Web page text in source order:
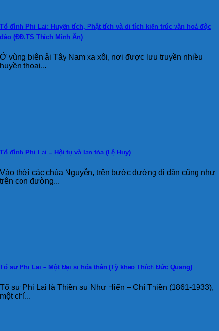
Tổ đình Phi Lai: Huyền tích, Phật tích và di tích kiến trúc văn hoá độc
đáo (ĐĐ.TS Thích Minh Ân)
Ở vùng biên ải Tây Nam xa xôi, nơi được lưu truyền nhiều
huyền thoại...
Tổ đình Phi Lai – Hội tụ và lan tỏa (Lệ Huy)
Vào thời các chúa Nguyễn, trên bước đường di dân cũng như
trên con đường...
Tổ sư Phi Lai – Một Đại sĩ hóa thân (Tỳ kheo Thích Đức Quang)
Tổ sư Phi Lai là Thiền sư Như Hiển – Chí Thiền (1861-1933),
một chí...